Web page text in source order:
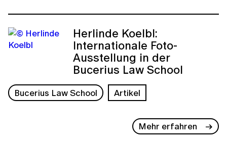
Herlinde Koelbl:
Internationale Foto-
Ausstellung in der
Bucerius Law School
Bucerius Law School Artikel
Mehr erfahren